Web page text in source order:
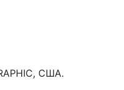
США.